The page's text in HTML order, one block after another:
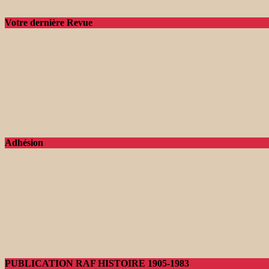
Votre dernière Revue
Adhésion
PUBLICATION RAF HISTOIRE 1905-1983